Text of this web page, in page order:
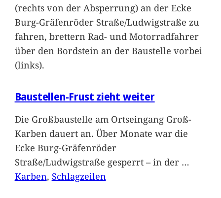
(rechts von der Absperrung) an der Ecke
Burg-Gräfenröder Straße/Ludwigstraße zu
fahren, brettern Rad- und Motorradfahrer
über den Bordstein an der Baustelle vorbei
(links).
Baustellen-Frust zieht weiter
Die Großbaustelle am Ortseingang Groß-
Karben dauert an. Über Monate war die
Ecke Burg-Gräfenröder
Straße/Ludwigstraße gesperrt – in der …
Karben, Schlagzeilen